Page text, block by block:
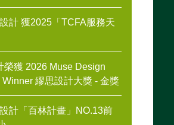
計 獲2025「TCFA服務天
榮獲 2026 Muse Design
繆思設計大獎 - 金獎
計「百林計畫」NO.13前